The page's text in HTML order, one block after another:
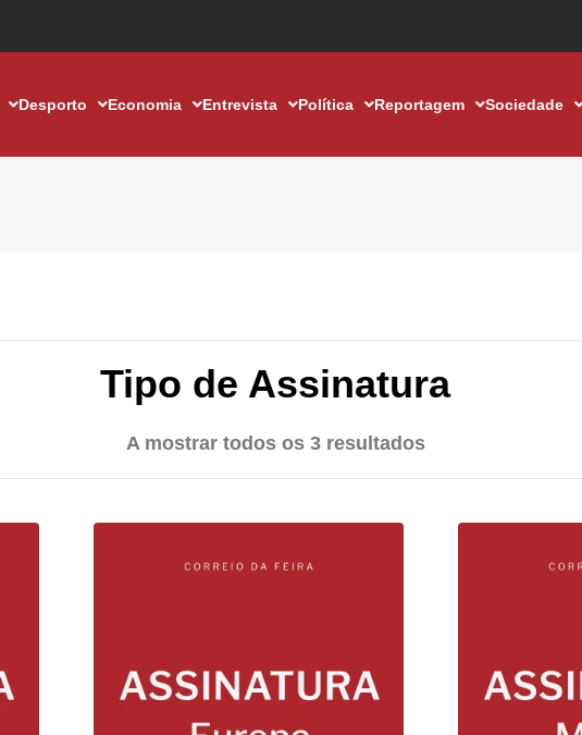
Desporto Economia Entrevista Política Reportagem Sociedade
Tipo de Assinatura
A mostrar todos os 3 resultados